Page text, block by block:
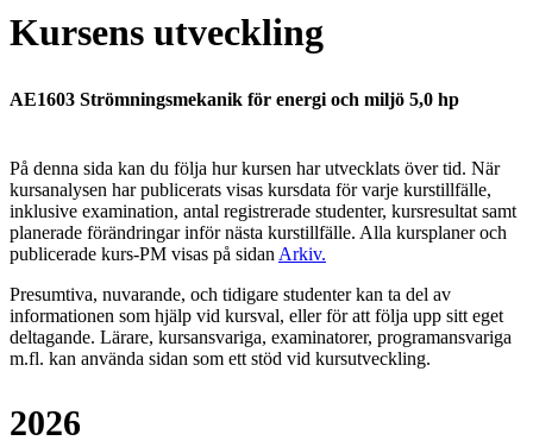
Kursens utveckling
AE1603 Strömningsmekanik för energi och miljö 5,0 hp
På denna sida kan du följa hur kursen har utvecklats över tid. När
kursanalysen har publicerats visas kursdata för varje kurstillfälle,
inklusive examination, antal registrerade studenter, kursresultat samt
planerade förändringar inför nästa kurstillfälle. Alla kursplaner och
publicerade kurs-PM visas på sidan Arkiv.
Presumtiva, nuvarande, och tidigare studenter kan ta del av
informationen som hjälp vid kursval, eller för att följa upp sitt eget
deltagande. Lärare, kursansvariga, examinatorer, programansvariga
m.fl. kan använda sidan som ett stöd vid kursutveckling.
2026